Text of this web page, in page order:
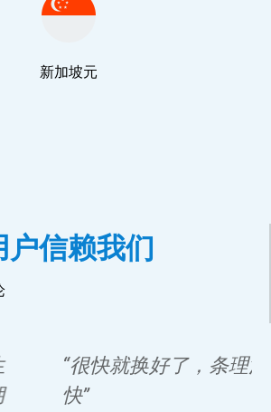
新加坡元
户信赖我们
了，条理清晰，接单速度